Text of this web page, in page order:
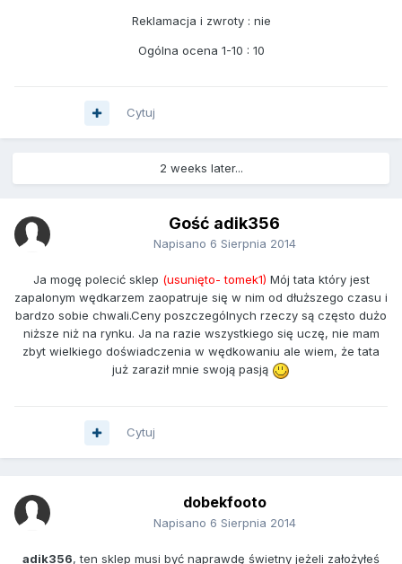
Reklamacja i zwroty : nie
Ogólna ocena 1-10 : 10
Cytuj
2 weeks later...
Gość adik356
Napisano 6 Sierpnia 2014
Ja mogę polecić sklep (usunięto- tomek1) Mój tata który jest
zapalonym wędkarzem zaopatruje się w nim od dłuższego czasu i
bardzo sobie chwali.Ceny poszczególnych rzeczy są często dużo
niższe niż na rynku. Ja na razie wszystkiego się uczę, nie mam
zbyt wielkiego doświadczenia w wędkowaniu ale wiem, że tata
już zaraził mnie swoją pasją
Cytuj
dobekfooto
Napisano 6 Sierpnia 2014
adik356, ten sklep musi być naprawdę świetny jeżeli założyłeś